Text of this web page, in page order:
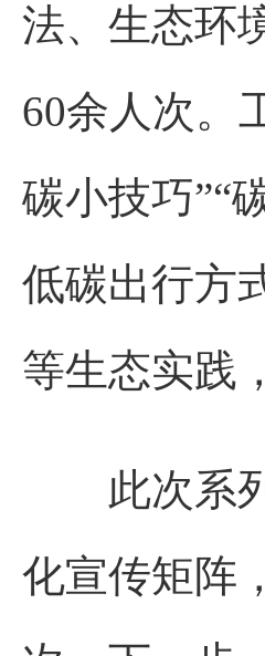
法、生态环
60余人次。
碳小技巧”“
低碳出行方
等生态实践
此次系列
化宣传矩阵